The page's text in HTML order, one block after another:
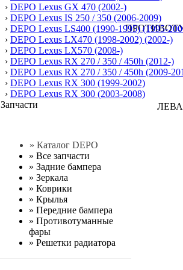
› DEPO Lexus GX 470 (2002-)
› DEPO Lexus IS 250 / 350 (2006-2009)
› DEPO Lexus LS400 (1990-1995) (1995-
› DEPO Lexus LX470 (1998-2002) (2002-)
› DEPO Lexus LX570 (2008-)
› DEPO Lexus RX 270 / 350 / 450h (2012-)
› DEPO Lexus RX 270 / 350 / 450h (2009-
› DEPO Lexus RX 300 (1999-2002)
› DEPO Lexus RX 300 (2003-2008)
Запчасти
» Каталог DEPO
» Все запчасти
» Задние бампера
» Зеркала
» Коврики
» Крылья
» Передние бампера
» Противотуманные
фары
» Решетки радиатора